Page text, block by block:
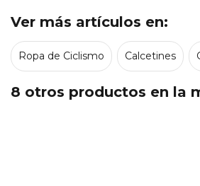
Ver más artículos en:
Ropa de Ciclismo Calcetines
8 otros productos en la